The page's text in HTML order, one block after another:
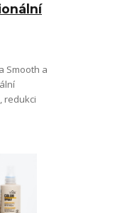
Smooth a
redukci